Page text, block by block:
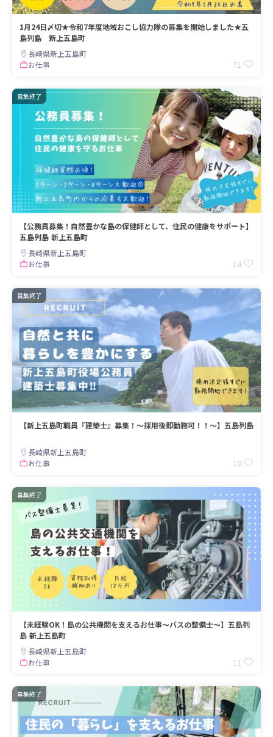
1月24日〆切★令和7年度地域おこし協力隊の募集を開始しました★五
島列島 新上五島町
長崎県新上五島町
お仕事
71
募集終了
【公務員募集！自然豊かな島の保健師として、住民の健康をサポート】
五島列島 新上五島町
長崎県新上五島町
お仕事
14
募集終了
【新上五島町職員『建築士』募集！〜採用後即勤務可！！〜】五島列島
長崎県新上五島町
お仕事
10
募集終了
【未経験OK！島の公共機関を支えるお仕事～バスの整備士～】五島列
島 新上五島町
長崎県新上五島町
お仕事
11
募集終了